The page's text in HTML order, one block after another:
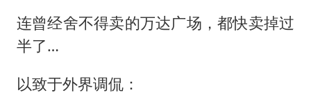
连曾经舍不得卖的万达广场，都快卖掉过
半了…
以致于外界调侃：